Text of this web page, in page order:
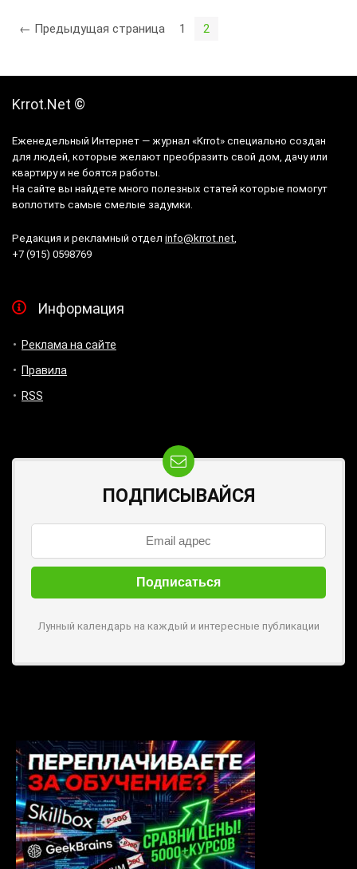
← Предыдущая страница 1 2
Krrot.Net ©
Еженедельный Интернет — журнал «Krrot» специально создан
для людей, которые желают преобразить свой дом, дачу или
квартиру и не боятся работы.
На сайте вы найдете много полезных статей которые помогут
воплотить самые смелые задумки.
Редакция и рекламный отдел info@krrot.net,
+7 (915) 0598769
Информация
Реклама на сайте
Правила
RSS
ПОДПИСЫВАЙСЯ
Лунный календарь на каждый и интересные публикации